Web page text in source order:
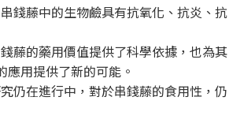
錢藤中的生物鹼具有抗氧化、抗炎、抗
藤的藥用價值提供了科學依據，也為其
應用提供了新的可能。
仍在進行中，對於串錢藤的食用性，仍